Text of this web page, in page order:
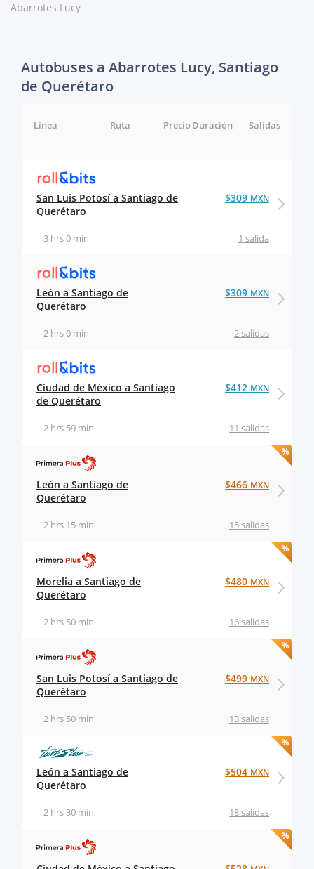
Abarrotes Lucy
Autobuses a Abarrotes Lucy, Santiago
de Querétaro
Línea Ruta Salidas
Duración
Precio
San Luis Potosí a Santiago de
Querétaro
1 salida
3 hrs 0 min
$309 MXN
León a Santiago de
Querétaro
2 salidas
2 hrs 0 min
$309 MXN
Ciudad de México a Santiago
de Querétaro
11 salidas
2 hrs 59 min
$412 MXN
León a Santiago de
Querétaro
15 salidas
2 hrs 15 min
$466 MXN
Morelia a Santiago de
Querétaro
16 salidas
2 hrs 50 min
$480 MXN
San Luis Potosí a Santiago de
Querétaro
13 salidas
2 hrs 50 min
$499 MXN
León a Santiago de
Querétaro
18 salidas
2 hrs 30 min
$504 MXN